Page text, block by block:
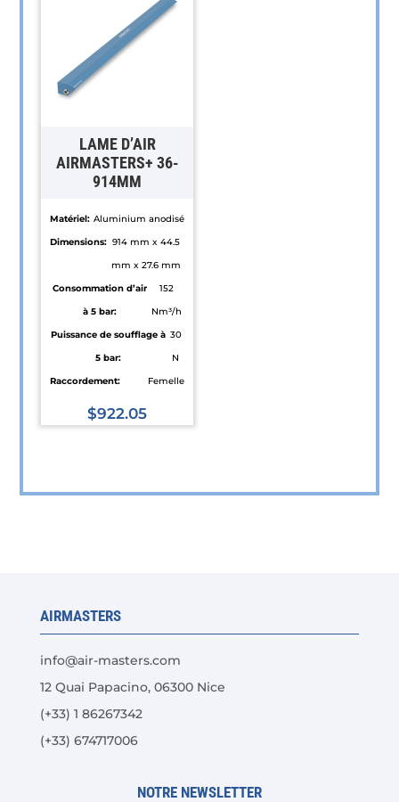
plusieurs
variations.
être
choisies
sur
page
du
produit
LAME D’AIR
AIRMASTERS+ 36-
914MM
Matériel: Aluminium anodisé
Dimensions: 914 mm x 44.5
mm x 27.6 mm
Consommation d’air
à 5 bar:
152
Nm³/h
Puissance de soufflage à
5 bar:
30
N
Raccordement:
Femelle
$922.05
être
sur
la
page
du
AIRMASTERS
info@air-masters.com
12 Quai Papacino, 06300 Nice
(+33) 1 86267342
(+33) 674717006
NOTRE NEWSLETTER